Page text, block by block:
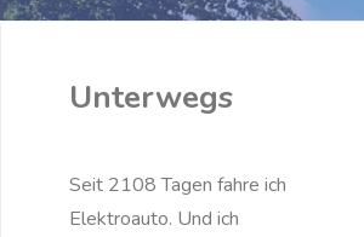
Unterwegs
Seit 2108 Tagen fahre ich
Elektroauto. Und ich